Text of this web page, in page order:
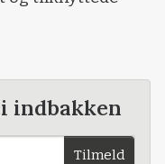
indbakken
Tilmeld